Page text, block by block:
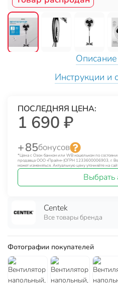
Инструкции и
ПОСЛЕДНЯЯ ЦЕНА:
1 690 ₽
+ 85бонусов
*Цена с Озон банком или WB кошельком по
продавца ООО «Прайм» (ОГРН 1233600006903, г.
может изменяться. Актуальную цену уточняйте на
Выбрать
Centek
Все товары бренда
Фотографии покупателей